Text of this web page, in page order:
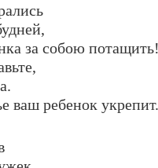
за собою потащить!
ваш ребенок укрепит.